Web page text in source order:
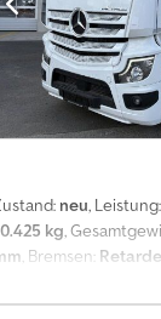
neu, Leistung:
kg ,
, Bremsen: